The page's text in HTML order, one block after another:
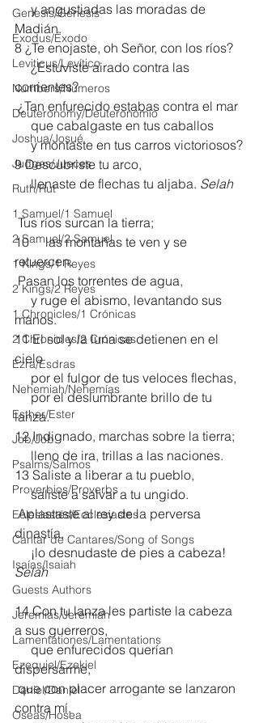
Genesis/Génesis
Exodus/Éxodo
Leviticus/Levítico
Numbers/Números
Deuteronomy/Deuteronomio
Joshua/Josué
Judges/Jueces
Ruth/Rut
1 Samuel/1 Samuel
2 Samuel/2 Samuel
1 Kings/1 Reyes
2 Kings/2 Reyes
1 Chronicles/1 Crónicas
2 Chronicles/2 Crónicas
Ezra/Esdras
Nehemiah/Nehemías
Esther/Ester
Job/Job
Psalms/Salmos
Proverbios/Proverbs
Eclesiastés/Ecclesiastes
Cantar de Cantares/Song of Songs
Isaías/Isaiah
Guests Authors
Jeremias/Jeremiah
Lamentationes/Lamentations
Ezequiel/Ezekiel
Daniel/Daniel
Oseas/Hosea
     y angustiadas las moradas de
Madián.
8 ¿Te enojaste, oh Señor, con los ríos?
     ¿Estuviste airado contra las
corrientes?
¿Tan enfurecido estabas contra el mar
     que cabalgaste en tus caballos
     y montaste en tus carros victoriosos?
9 Descubriste tu arco,
     llenaste de flechas tu aljaba.
Selah
Tus ríos surcan la tierra;
10     las montañas te ven y se
retuercen.
Pasan los torrentes de agua,
manos.
11 El sol y la luna se detienen en el
cielo
     por el fulgor de tus veloces flechas,
     por el deslumbrante brillo de tu
lanza.
12 Indignado, marchas sobre la tierra;
     lleno de ira, trillas a las naciones.
13 Saliste a liberar a tu pueblo,
     saliste a salvar a tu ungido.
Aplastaste al rey de la perversa
dinastía,
     ¡lo desnudaste de pies a cabeza!
Selah
14 Con tu lanza les partiste la cabeza
a sus guerreros,
     que enfurecidos querían
dispersarme,
que con placer arrogante se lanzaron
contra mí,